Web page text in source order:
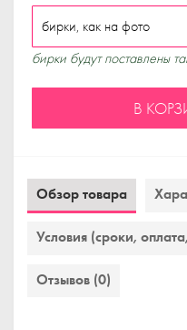
бирки будут поставлены
В
Обзор товара
Условия (сроки,
Отзывов (0)